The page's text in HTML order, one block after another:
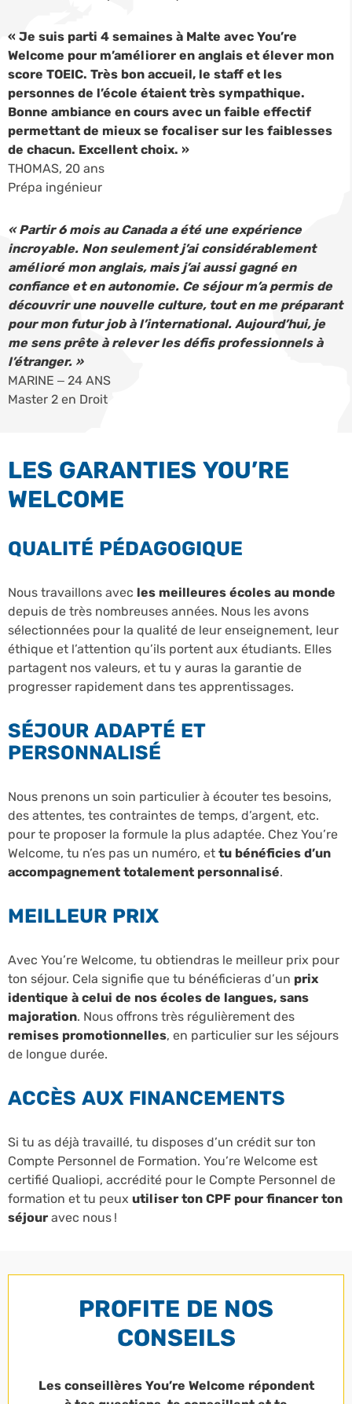
« Je suis parti 4 semaines à Malte avec You’re
Welcome pour m’améliorer en anglais et élever mon
score TOEIC. Très bon accueil, le staff et les
personnes de l’école étaient très sympathique.
Bonne ambiance en cours avec un faible effectif
permettant de mieux se focaliser sur les faiblesses
de chacun. Excellent choix. »
THOMAS, 20 ans
Prépa ingénieur
« Partir 6 mois au Canada a été une expérience
incroyable. Non seulement j’ai considérablement
amélioré mon anglais, mais j’ai aussi gagné en
confiance et en autonomie. Ce séjour m’a permis de
découvrir une nouvelle culture, tout en me préparant
pour mon futur job à l’international. Aujourd’hui, je
me sens prête à relever les défis professionnels à
l’étranger. »
MARINE – 24 ANS
Master 2 en Droit
LES GARANTIES YOU’RE
WELCOME
QUALITÉ PÉDAGOGIQUE
Nous travaillons avec les meilleures écoles au monde
depuis de très nombreuses années. Nous les avons
sélectionnées pour la qualité de leur enseignement, leur
éthique et l’attention qu’ils portent aux étudiants. Elles
partagent nos valeurs, et tu y auras la garantie de
progresser rapidement dans tes apprentissages.
SÉJOUR ADAPTÉ ET
PERSONNALISÉ
Nous prenons un soin particulier à écouter tes besoins,
des attentes, tes contraintes de temps, d’argent, etc.
pour te proposer la formule la plus adaptée. Chez You’re
Welcome, tu n’es pas un numéro, et tu bénéficies d’un
accompagnement totalement personnalisé.
MEILLEUR PRIX
Avec You’re Welcome, tu obtiendras le meilleur prix pour
ton séjour. Cela signifie que tu bénéficieras d’un prix
identique à celui de nos écoles de langues, sans
majoration. Nous offrons très régulièrement des
remises promotionnelles, en particulier sur les séjours
de longue durée.
ACCÈS AUX FINANCEMENTS
Si tu as déjà travaillé, tu disposes d’un crédit sur ton
Compte Personnel de Formation. You’re Welcome est
certifié Qualiopi, accrédité pour le Compte Personnel de
formation et tu peux utiliser ton CPF pour financer ton
séjour avec nous !
PROFITE DE NOS
CONSEILS
Les conseillères You’re Welcome répondent